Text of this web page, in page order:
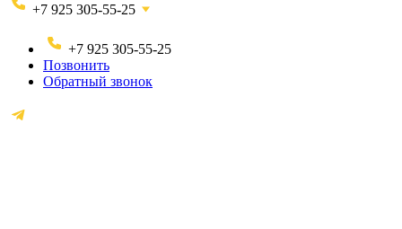
+7 925 305-55-25
+7 925 305-55-25
Позвонить
Обратный звонок